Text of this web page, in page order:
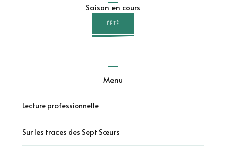
Saison en cours
L'ÉTÉ
Menu
Lecture professionnelle
Sur les traces des Sept Sœurs